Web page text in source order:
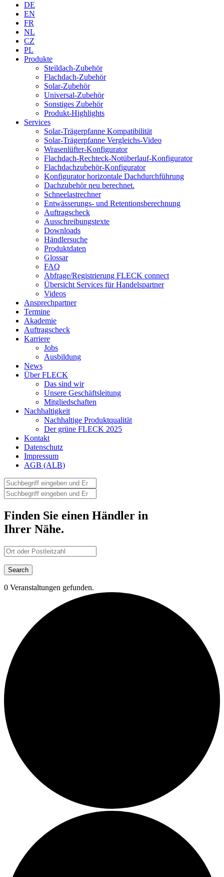
DE
EN
FR
NL
CZ
PL
Produkte
Steildach-Zubehör
Flachdach-Zubehör
Solar-Zubehör
Universal-Zubehör
Sonstiges Zubehör
Produkt-Highlights
Services
Solar-Trägerpfanne Kompatibilität
Solar-Trägerpfanne Vergleichs-Video
Wrasenlüfter-Konfigurator
Flachdach-Rechteck-Notüberlauf-Konfigurator
Flachdachzubehör-Konfigurator
Konfigurator horizontale Dachdurchführung
Dachzubehör neu berechnet.
Schneelastrechner
Entwässerungs- und Retentionsberechnung
Auftragscheck
Ausschreibungstexte
Downloads
Händlersuche
Produktdaten
Glossar
FAQ
Abfrage/Registrierung FLECK connect
Übersicht Services für Handelspartner
Videos
Ansprechpartner
Termine
Akademie
Auftragscheck
Karriere
Jobs
Ausbildung
News
Über FLECK
Das sind wir
Unsere Geschäftsleitung
Mitgliedschaften
Nachhaltigkeit
Nachhaltige Produktqualität
Der grüne FLECK 2025
Kontakt
Datenschutz
Impressum
AGB (ALB)
Finden Sie einen Händler in
Ihrer Nähe.
0 Veranstaltungen gefunden.